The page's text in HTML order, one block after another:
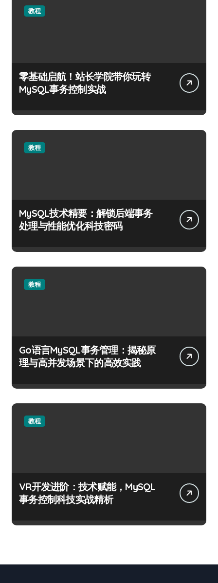
教程
零基础启航！站长学院带你玩转
MySQL事务控制实战
教程
MySQL技术精要：解锁后端事务
处理与性能优化科技密码
教程
Go语言MySQL事务管理：揭秘原
理与高并发场景下的高效实践
教程
VR开发进阶：技术赋能，MySQL
事务控制科技实战精析